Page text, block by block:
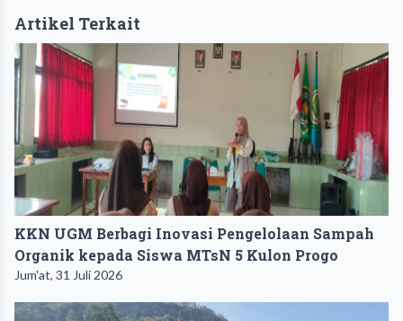
Artikel Terkait
KKN UGM Berbagi Inovasi Pengelolaan Sampah
Organik kepada Siswa MTsN 5 Kulon Progo
Jum'at, 31 Juli 2026